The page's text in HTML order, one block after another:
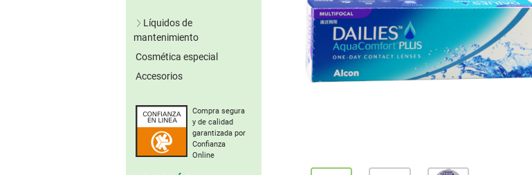
Lentillas grises
Lentillas marrones
Otros colores
colores
Líquidos de
mantenimiento
Soluciones únicas
Sin conserv.
Sistemas de peróxido
Solución salina
Gotas oculares
Cuidado de lentillas
Cosmética especial
Accesorios
Compra segura
y de calidad
garantizada por
Confianza
Online